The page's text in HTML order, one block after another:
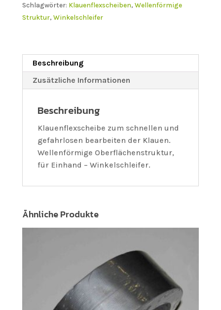
Schlagwörter: Klauenflexscheiben, Wellenförmige
Struktur, Winkelschleifer
Beschreibung
Zusätzliche Informationen
Beschreibung
Klauenflexscheibe zum schnellen und
gefahrlosen bearbeiten der Klauen.
Wellenförmige Oberflächenstruktur,
für Einhand – Winkelschleifer.
Ähnliche Produkte